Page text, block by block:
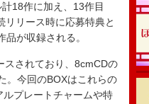
18作に加え、13作目
リリース時に応募特典と
が収録される。
スされており、8cmCDの
。今回のBOXはこれらの
プレートチャームや特